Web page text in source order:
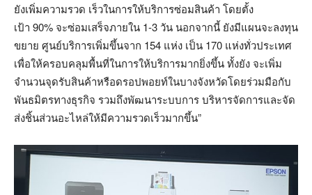
ยังเพิ่มความรวด เร็วในการให้บริการซ่อมสินค้า โดยตั้ง
เป้า 90% จะซ่อมเสร็จภายใน 1-3 วัน นอกจากนี้ ยังมีแผนจะลงทุน
ขยาย ศูนย์บริการเพิ่มขึ้นจาก 154 แห่ง เป็น 170 แห่งทั่วประเทศ
เพื่อให้ครอบคลุมพื้นที่ในการให้บริการมากยิ่งขึ้น ทั้งยัง จะเพิ่ม
จำนวนจุดรับสินค้าหรือดรอปพอยท์ในบางจังหวัดโดยร่วมมือกับ
พันธมิตรทางธุรกิจ รวมถึงพัฒนาระบบการ บริหารจัดการและจัด
ส่งชิ้นส่วนอะไหล่ให้มีความรวดเร็วมากขึ้น”